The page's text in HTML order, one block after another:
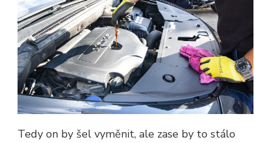
Tedy on by šel vyměnit, ale zase by to stálo